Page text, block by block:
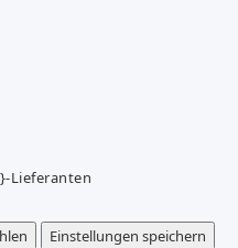
Lieferanten
Einstellungen speichern